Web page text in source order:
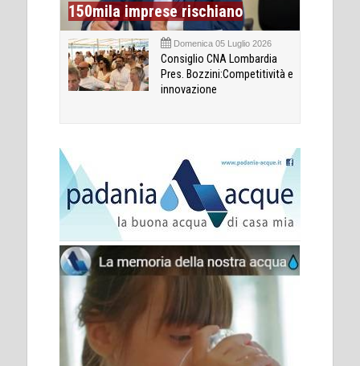
150mila imprese rischiano
Domenica 05 Luglio 2026
Consiglio CNA Lombardia
Pres. Bozzini:Competitività e
innovazione